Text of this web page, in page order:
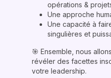
opérations &
Une approche
Une capacité à
singulières et
🎯 Ensemble, nous
révéler des facettes
votre leadership.